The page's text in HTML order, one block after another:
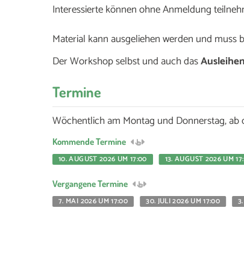
Interessierte können ohne Anmeldung
Material kann ausgeliehen werden und
Der Workshop selbst und auch das
Termine
Wöchentlich am Montag und Donnerstag, ab
Kommende Termine
10. AUGUST 2026 UM 17:00
13. AUGUST 2026 UM
Vergangene Termine
7. MAI 2026 UM 17:00
30. JULI 2026 UM 17:00